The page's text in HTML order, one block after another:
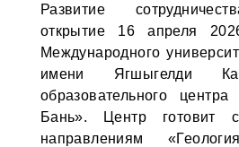
Развитие
открытие 16 апреля
Международного
имени Ягшыгелди
образовательного
Бань». Центр готовит
направлениям